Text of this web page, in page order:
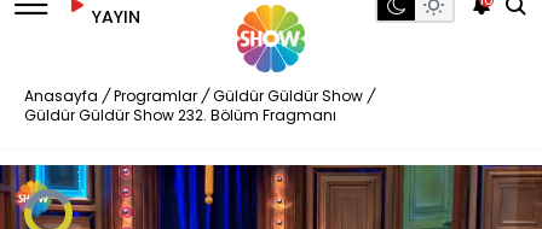
YAYIN
Anasayfa / Programlar / Güldür Güldür Show /
Güldür Güldür Show 232. Bölüm Fragmanı